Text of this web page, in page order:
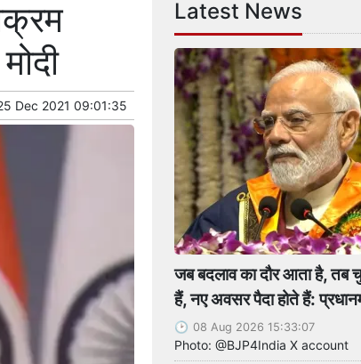
Dec 2021 09:01:35
Latest News
जब बदलाव का दौर आता है, तब
हैं, नए अवसर पैदा होते हैं:
08 Aug 2026 15:33:07
Photo: @BJP4India X account